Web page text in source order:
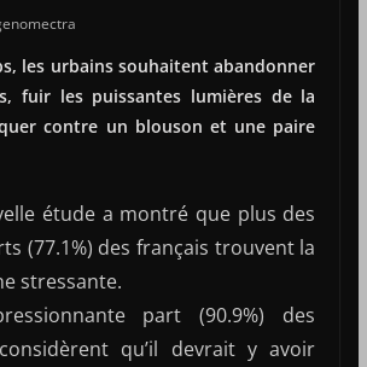
les urbains souhaitent abandonner
fuir les puissantes lumières de la
contre un blouson et une paire
étude a montré que plus des
(77.1%) des français trouvent la
stressante.
part (90.9%) des
qu’il devrait y avoir